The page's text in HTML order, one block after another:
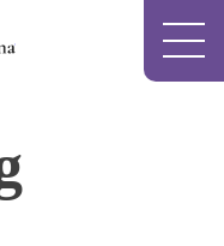
Blueberry Field